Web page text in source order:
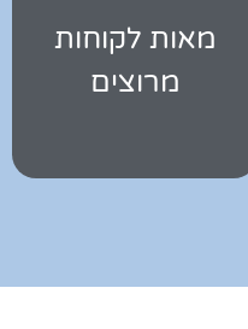
מאות לקוחות
מרוצים